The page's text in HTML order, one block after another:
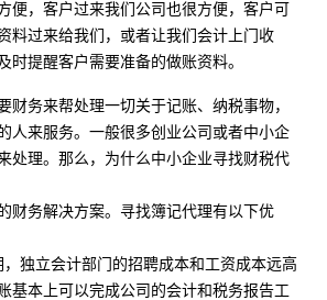
便，客户过来我们公司也很方便，客户可
料过来给我们，或者让我们会计上门收
时提醒客户需要准备的做账资料。
财务来帮处理一切关于记账、纳税事物，
人来服务。一般很多创业公司或者中小企
处理。那么，为什么中小企业寻找财税代
财务解决方案。寻找簿记代理有以下优
独立会计部门的招聘成本和工资成本远高
基本上可以完成公司的会计和税务报告工